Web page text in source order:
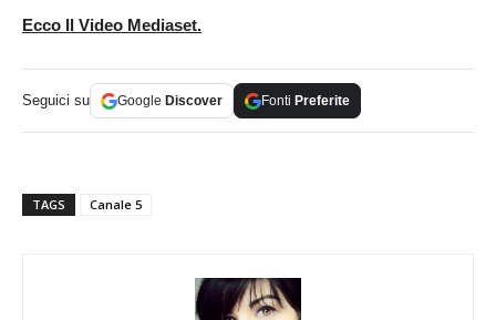
Ecco Il Video Mediaset.
Seguici su Google Discover Fonti Preferite
TAGS Canale 5